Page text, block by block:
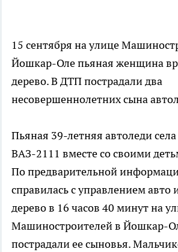
15 сентября на улице
Йошкар-Оле пьяная женщина
дерево. В ДТП пострадали два
несовершеннолетних сына
Пьяная 39-летняя автоледи села
ВАЗ-2111 вместе со своими
По предварительной
справилась с управлением авто
дерево в 16 часов 40 минут на
Машиностроителей в Йошкар-
пострадали ее сыновья.